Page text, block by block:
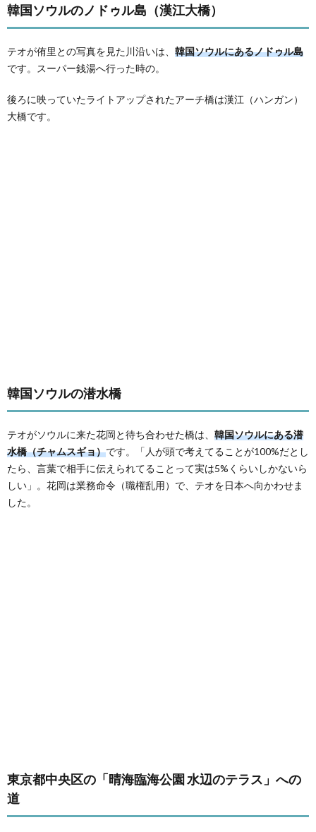
韓国ソウルのノドゥル島（漢江大橋）
テオが侑里との写真を見た川沿いは、 韓国ソウルにあるノドゥル島
です。スーパー銭湯へ行った時の。
後ろに映っていたライトアップされたアーチ橋は漢江（ハンガン）
大橋です。
韓国ソウルの潜水橋
テオがソウルに来た花岡と待ち合わせた橋は、 韓国ソウルにある潜
水橋（チャムスギョ）です。「人が頭で考えてることが100%だとし
たら、言葉で相手に伝えられてることって実は5%くらいしかないら
しい」。花岡は業務命令（職権乱用）で、テオを日本へ向かわせま
した。
東京都中央区の「晴海臨海公園 水辺のテラス」への
道